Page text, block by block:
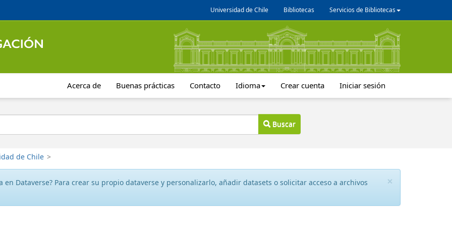
Universidad de Chile Bibliotecas Servicios de Bibliotecas
Acerca de Buenas prácticas Contacto Idioma Crear cuenta Iniciar sesión
Buscar
de Chile >
×
en Dataverse? Para crear su propio dataverse y personalizarlo, añadir datasets o solicitar acceso a archivos